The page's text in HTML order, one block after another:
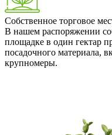
Собственное торговое
В нашем распоряжении
площадке в один гектар
посадочного материала,
крупномеры.